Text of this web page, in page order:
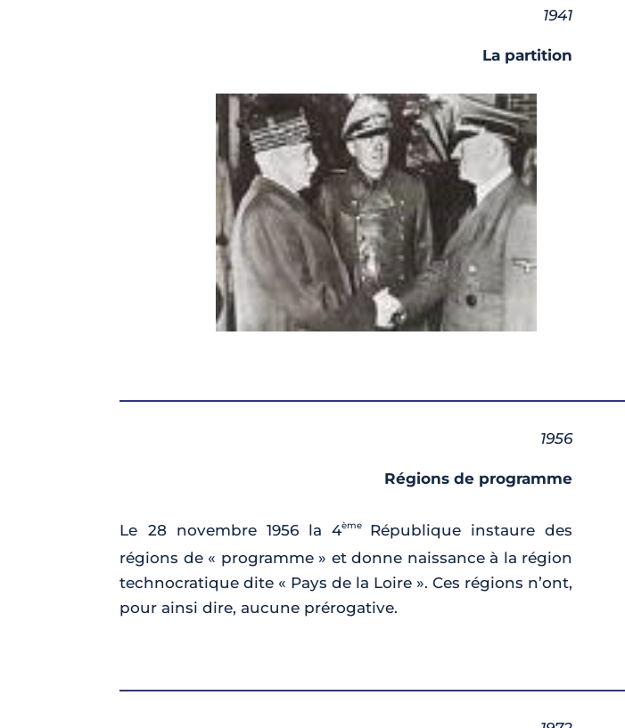
1941
La partition
1956
Régions de programme
Le 28 novembre 1956 la 4ème République instaure des
régions de « programme » et donne naissance à la région
technocratique dite « Pays de la Loire ». Ces régions n’ont,
pour ainsi dire, aucune prérogative.